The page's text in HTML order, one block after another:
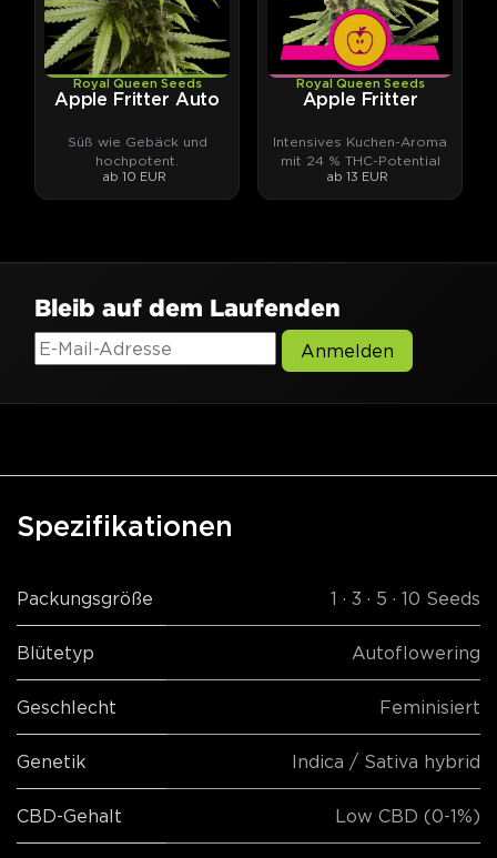
Royal Queen Seeds
Apple Fritter Auto
Süß wie Gebäck und
hochpotent.
ab 10 EUR
Royal Queen Seeds
Apple Fritter
Intensives Kuchen-Aroma
mit 24 % THC-Potential
ab 13 EUR
Bleib auf dem Laufenden
Anmelden
Spezifikationen
Packungsgröße 1 · 3 · 5 · 10 Seeds
Blütetyp Autoflowering
Geschlecht Feminisiert
Genetik Indica / Sativa hybrid
CBD-Gehalt Low CBD (0-1%)